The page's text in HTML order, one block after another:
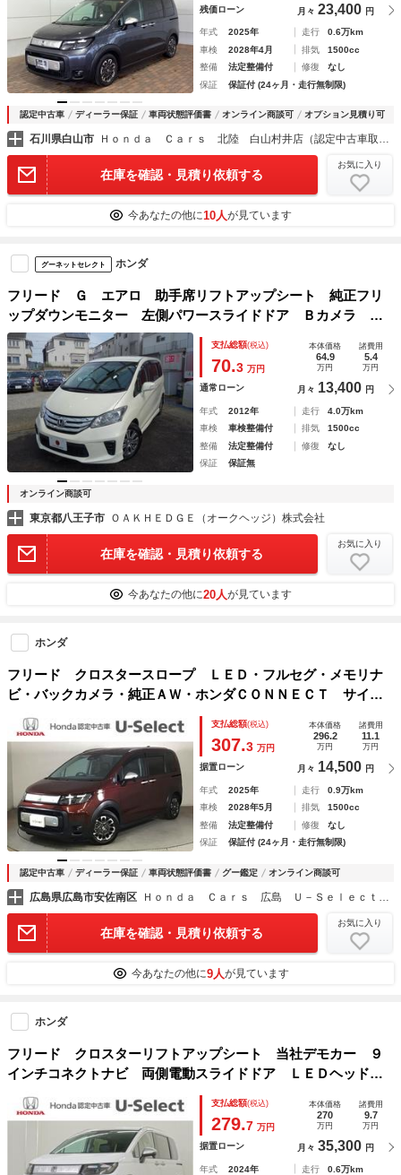
残価ローン 月々 23,400 円
年式 2025年 走行
0.6万km
車検
2028年4月 排気
1500cc
整備
法定整備付 修復
なし
保証
保証付 (24ヶ月・走行無制限)
認定中古車 ディーラー保証 車両状態評価書 オンライン商談可 オプション見積り可
石川県白山市 Ｈｏｎｄａ Ｃａｒｓ 北陸 白山村井店（認定中古車取扱店）
在庫を確認・見積り依頼する
お気に入り
今あなたの他に10人が見ています
グーネットセレクト ホンダ
フリード Ｇ エアロ 助手席リフトアップシート 純正フリ
ップダウンモニター 左側パワースライドドア Ｂカメラ 地
デジＴＶ ＥＴＣ 純正ＨＤＤナビ スマートキー オートラ
イト 純正１５インチＡＷ 福祉車両
支払総額(税込)
70.3 万円
本体価格
64.9
万円
諸費用
5.4
万円
通常ローン 月々 13,400 円
年式 2012年 走行
4.0万km
車検
車検整備付 排気
1500cc
整備
法定整備付 修復
なし
保証
保証無
オンライン商談可
東京都八王子市 ＯＡＫＨＥＤＧＥ（オークヘッジ）株式会社
在庫を確認・見積り依頼する
お気に入り
今あなたの他に20人が見ています
ホンダ
フリード クロスタースロープ ＬＥＤ・フルセグ・メモリナ
ビ・バックカメラ・純正ＡＷ・ホンダＣＯＮＮＥＣＴ サイド
カーテンエアバック シ－トヒ－タ－ ＥＴＣ車載器 両側電
動ドア ＬＥＤライト ＶＳＡ
支払総額(税込)
307.3 万円
本体価格
296.2
万円
諸費用
11.1
万円
据置ローン 月々 14,500 円
年式 2025年 走行
0.9万km
車検
2028年5月 排気
1500cc
整備
法定整備付 修復
なし
保証
保証付 (24ヶ月・走行無制限)
認定中古車 ディーラー保証 車両状態評価書 グー鑑定 オンライン商談可
広島県広島市安佐南区 Ｈｏｎｄａ Ｃａｒｓ 広島 Ｕ－Ｓｅｌｅｃｔ祇園
在庫を確認・見積り依頼する
お気に入り
今あなたの他に9人が見ています
ホンダ
フリード クロスターリフトアップシート 当社デモカー ９
インチコネクトナビ 両側電動スライドドア ＬＥＤヘッドラ
イト オートハイビーム ブラインドスポットインフォメーシ
ョン 渋滞追従機能付きＡＣＣ レーンキープアシスト 衝突
軽減ブレーキ
支払総額(税込)
279.7 万円
本体価格
270
万円
諸費用
9.7
万円
据置ローン 月々 35,300 円
年式 2024年 走行
0.6万km